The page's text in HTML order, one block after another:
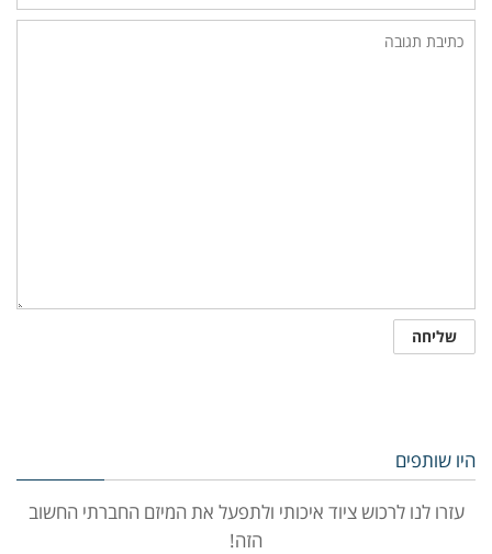
היו שותפים
עזרו לנו לרכוש ציוד איכותי ולתפעל את המיזם החברתי החשוב
הזה!